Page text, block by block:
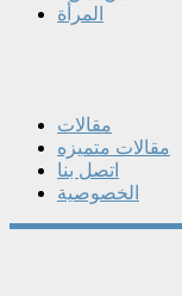
المرأة
مقالات
مقالات متميزه
اتصل بنا
الخصوصية